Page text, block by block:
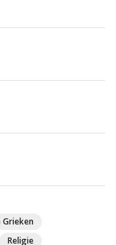
Grieken
Religie